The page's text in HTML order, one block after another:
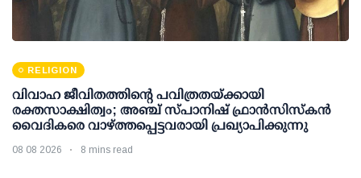
RELIGION
വിവാഹ ജീവിതത്തിന്റെ പവിത്രതയ്ക്കായി
രക്തസാക്ഷിത്വം; അഞ്ച് സ്പാനിഷ് ഫ്രാന്‍സിസ്‌കന്‍
വൈദികരെ വാഴ്ത്തപ്പെട്ടവരായി പ്രഖ്യാപിക്കുന്നു
08 08 2026 8 mins read